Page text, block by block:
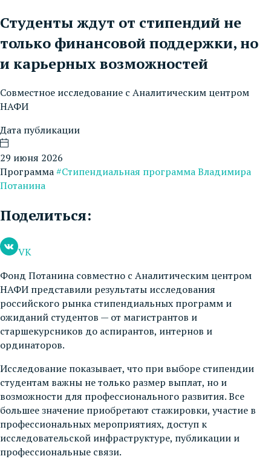
Студенты ждут от стипендий не
только финансовой поддержки, но
и карьерных возможностей
Совместное исследование с Аналитическим центром
НАФИ
Дата публикации
29 июня 2026
Программа#Стипендиальная программа Владимира
Потанина
Поделиться:
VK
Фонд Потанина совместно с Аналитическим центром
НАФИ представили результаты исследования
российского рынка стипендиальных программ и
ожиданий студентов — от магистрантов и
старшекурсников до аспирантов, интернов и
ординаторов.
Исследование показывает, что при выборе стипендии
студентам важны не только размер выплат, но и
возможности для профессионального развития. Все
большее значение приобретают стажировки, участие в
профессиональных мероприятиях, доступ к
исследовательской инфраструктуре, публикации и
профессиональные связи.